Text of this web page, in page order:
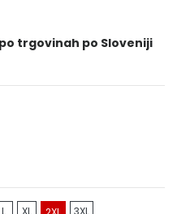
trgovinah po Sloveniji
L XL 3XL